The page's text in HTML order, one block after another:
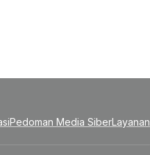
Pedoman Media SiberLayanan